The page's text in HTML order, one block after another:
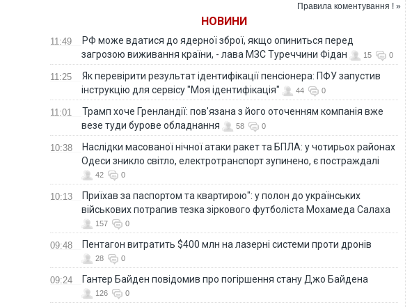
Правила коментування ! »
НОВИНИ
11:49
РФ може вдатися до ядерної зброї, якщо опиниться перед
загрозою виживання країни, - лава МЗС Туреччини Фідан
15 0
11:25
Як перевірити результат ідентифікації пенсіонера: ПФУ запустив
інструкцію для сервісу "Моя ідентифікація"
44 0
11:01
Трамп хоче Гренландії: пов'язана з його оточенням компанія вже
везе туди бурове обладнання
58 0
10:38
Наслідки масованої нічної атаки ракет та БПЛА: у чотирьох районах
Одеси зникло світло, електротранспорт зупинено, є постраждалі
42 0
10:13
Приїхав за паспортом та квартирою": у полон до українських
військових потрапив тезка зіркового футболіста Мохамеда Салаха
157 0
09:48 Пентагон витратить $400 млн на лазерні системи проти дронів
28 0
09:24 Гантер Байден повідомив про погіршення стану Джо Байдена
126 0